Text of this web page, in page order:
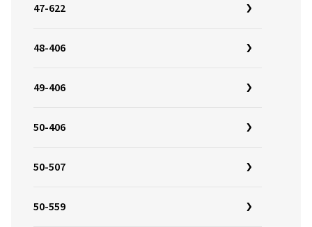
47-622
48-406
49-406
50-406
50-507
50-559